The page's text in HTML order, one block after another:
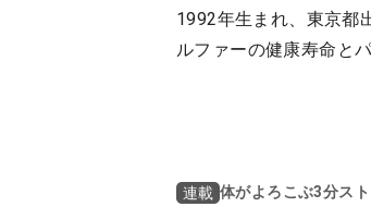
1992年生まれ、東京都
ルファーの健康寿命と
連載 体がよろこぶ3分ス